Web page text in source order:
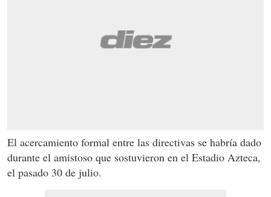
El acercamiento formal entre las directivas se habría dado
durante el amistoso que sostuvieron en el Estadio Azteca,
el pasado 30 de julio.